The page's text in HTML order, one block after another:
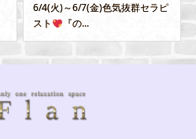
6/4(火)～6/7(金)色気抜群セラピ
スト
『の...